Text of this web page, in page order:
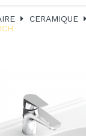
CERAMIQUE